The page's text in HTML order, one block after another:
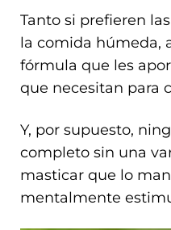
Tanto si prefieren
la comida húmeda,
fórmula que les
que necesitan para
Y, por supuesto,
completo sin una
masticar que lo
mentalmente